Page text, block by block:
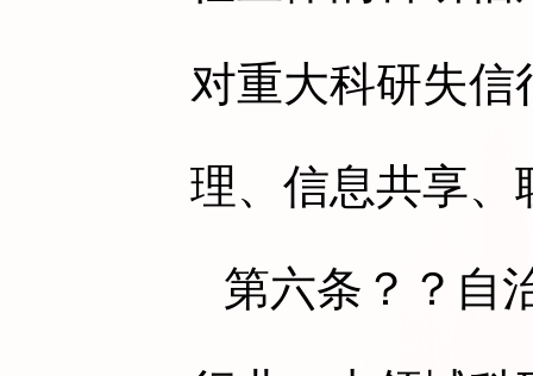
对重大科研失
理、信息共享、
第六条 ？？自